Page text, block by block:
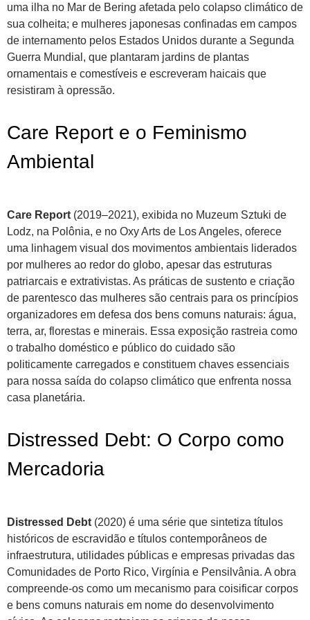
uma ilha no Mar de Bering afetada pelo colapso climático de
sua colheita; e mulheres japonesas confinadas em campos
de internamento pelos Estados Unidos durante a Segunda
Guerra Mundial, que plantaram jardins de plantas
ornamentais e comestíveis e escreveram haicais que
resistiram à opressão.
Care Report e o Feminismo
Ambiental
Care Report (2019–2021), exibida no Muzeum Sztuki de
Lodz, na Polônia, e no Oxy Arts de Los Angeles, oferece
uma linhagem visual dos movimentos ambientais liderados
por mulheres ao redor do globo, apesar das estruturas
patriarcais e extrativistas. As práticas de sustento e criação
de parentesco das mulheres são centrais para os princípios
organizadores em defesa dos bens comuns naturais: água,
terra, ar, florestas e minerais. Essa exposição rastreia como
o trabalho doméstico e público do cuidado são
politicamente carregados e constituem chaves essenciais
para nossa saída do colapso climático que enfrenta nossa
casa planetária.
Distressed Debt: O Corpo como
Mercadoria
Distressed Debt (2020) é uma série que sintetiza títulos
históricos de escravidão e títulos contemporâneos de
infraestrutura, utilidades públicas e empresas privadas das
Comunidades de Porto Rico, Virgínia e Pensilvânia. A obra
compreende-os como um mecanismo para coisificar corpos
e bens comuns naturais em nome do desenvolvimento